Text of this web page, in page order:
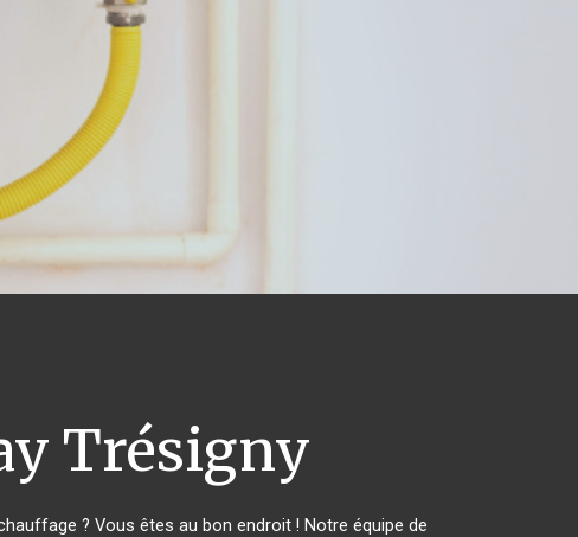
Trésigny
? Vous êtes au bon endroit ! Notre équipe de